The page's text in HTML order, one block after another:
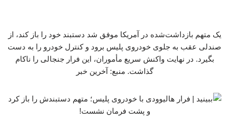
یک متهم بازداشت‌شده در آمریکا موفق شد دستبند خود را باز کند، از
صندلی عقب به جلوی خودروی پلیس برود و کنترل خودرو را به دست
بگیرد. در نهایت واکنش سریع مأموران، این فرار جنجالی را ناکام
گذاشت. منبع: آخرین خبر